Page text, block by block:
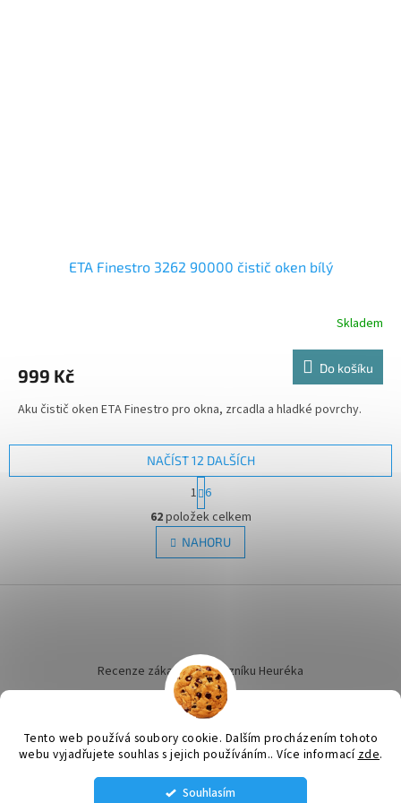
Tento web používá soubory cookie. Dalším procházením tohoto
webu vyjadřujete souhlas s jejich používáním.. Více informací zde.
Souhlasím
ETA Finestro 3262 90000 čistič oken bílý
Skladem
999 Kč Do košíku
Aku čistič oken ETA Finestro pro okna, zrcadla a hladké povrchy.
O
v
l
á
r
v
k
y
v
ý
p
i
s
NAČÍST 12 DALŠÍCH
S
t
r
á
n
k
v
1 6
62položek celkem
NAHORU
í
Recenze zákazníků dotazníku Heuréka
Vytvořil Shoptet